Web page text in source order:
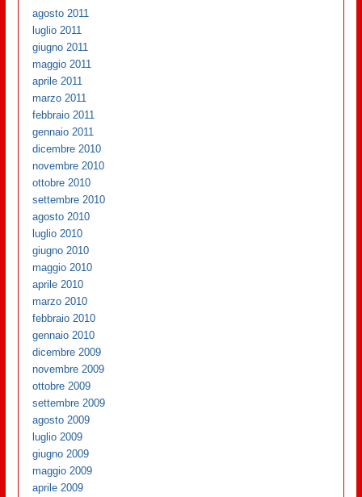
agosto 2011
luglio 2011
giugno 2011
maggio 2011
aprile 2011
marzo 2011
febbraio 2011
gennaio 2011
dicembre 2010
novembre 2010
ottobre 2010
settembre 2010
agosto 2010
luglio 2010
giugno 2010
maggio 2010
aprile 2010
marzo 2010
febbraio 2010
gennaio 2010
dicembre 2009
novembre 2009
ottobre 2009
settembre 2009
agosto 2009
luglio 2009
giugno 2009
maggio 2009
aprile 2009